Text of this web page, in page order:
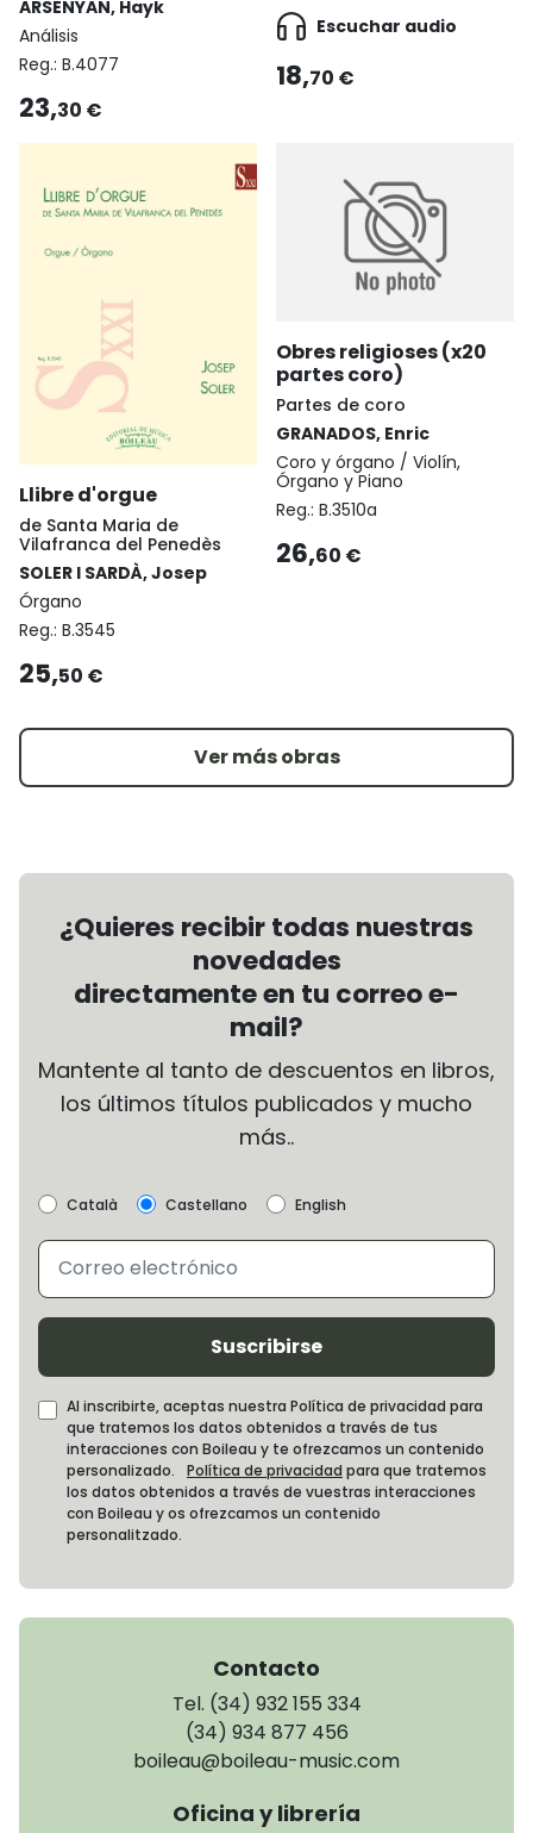
ARSENYAN, Hayk
Análisis
Reg.: B.4077
23,30 €
Escuchar audio
18,70 €
Llibre d'orgue
de Santa Maria de
Vilafranca del Penedès
SOLER I SARDÀ, Josep
Órgano
Reg.: B.3545
25,50 €
Obres religioses (x20
partes coro)
Partes de coro
GRANADOS, Enric
Coro y órgano / Violín,
Órgano y Piano
Reg.: B.3510a
26,60 €
Ver más obras
¿Quieres recibir todas nuestras
novedades
directamente en tu correo e-
mail?
Mantente al tanto de descuentos en libros,
los últimos títulos publicados y mucho
más..
Català Castellano English
Suscribirse
Al inscribirte, aceptas nuestra Política de privacidad para
que tratemos los datos obtenidos a través de tus
interacciones con Boileau y te ofrezcamos un contenido
personalizado. Política de privacidad para que tratemos
los datos obtenidos a través de vuestras interacciones
con Boileau y os ofrezcamos un contenido
personalitzado.
Contacto
Tel. (34) 932 155 334
(34) 934 877 456
boileau@boileau-music.com
Oficina y librería